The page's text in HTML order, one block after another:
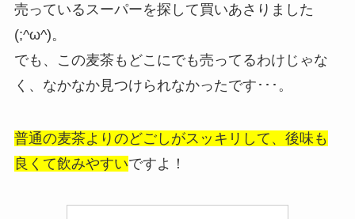
売っているスーパーを探して買いあさりました
(;^ω^)。
でも、この麦茶もどこにでも売ってるわけじゃな
く、なかなか見つけられなかったです･･･。
普通の麦茶よりのどごしがスッキリして、後味も
良くて飲みやすいですよ！